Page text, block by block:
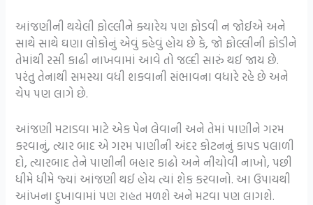
આંજણીની થયેલી ફોલ્લીને ક્યારેય પણ ફોડવી ન જોઈએ અને
સાથે સાથે ઘણા લોકોનું એવું કહેવું હોય છે કે, જો ફોલ્લીની ફોડીને
તેમાંથી રસી કાઢી નાખવામાં આવે તો જલ્દી સારું થઈ જાય છે.
પરંતુ તેનાથી સમસ્યા વધી શકવાની સંભાવના વધારે રહે છે અને
ચેપ પણ લાગે છે.
આંજણી મટાડવા માટે એક પેન લેવાની અને તેમાં પાણીને ગરમ
કરવાનું, ત્યાર બાદ એ ગરમ પાણીની અંદર કોટનનું કાપડ પલાળી
દો, ત્યારબાદ તેને પાણીની બહાર કાઢો અને નીચોવી નાખો, પછી
ધીમે ધીમે જ્યાં આંજણી થઈ હોય ત્યાં શેક કરવાનો. આ ઉપાયથી
આંખના દુખાવામાં પણ રાહત મળશે અને મટવા પણ લાગશે.